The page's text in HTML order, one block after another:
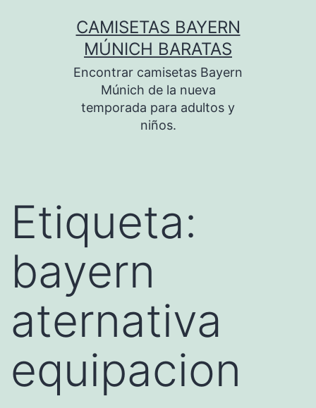
CAMISETAS BAYERN
MÚNICH BARATAS
Encontrar camisetas Bayern
Múnich de la nueva
temporada para adultos y
niños.
Etiqueta:
bayern
aternativa
equipacion